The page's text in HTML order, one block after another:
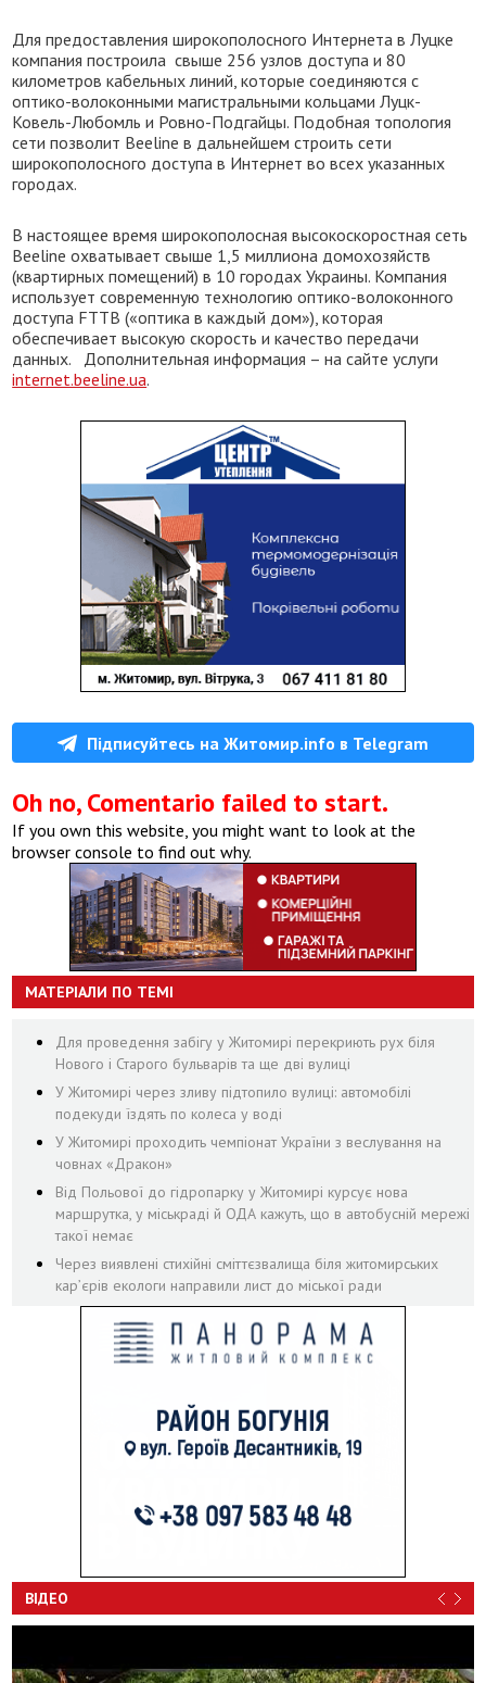
Для предоставления широкополосного Интернета в Луцке
компания построила свыше 256 узлов доступа и80
километров кабельных линий, которые соединяются с
оптико-волоконными магистральными кольцами Луцк-
Ковель-Любомль и Ровно-Подгайцы. Подобная топология
сети позволит Beeline в дальнейшем строить сети
широкополосного доступа в Интернет во всех указанных
городах.
В настоящее время широкополосная высокоскоростная сеть
Beeline охватывает свыше 1,5 миллиона домохозяйств
(квартирных помещений) в 10 городах Украины. Компания
использует современную технологию оптико-волоконного
доступа FTTB («оптика в каждый дом»), которая
обеспечивает высокую скорость и качество передачи
данных. Дополнительная информация – на сайте услуги
internet.beeline.ua.
Підписуйтесь на Житомир.info в Telegram
Oh no, Comentario failed to start.
If you own this website, you might want to look at the
browser console to find out why.
МАТЕРІАЛИ ПО ТЕМІ
Для проведення забігу у Житомирі перекриють рух біля
Нового і Старого бульварів та ще дві вулиці
У Житомирі через зливу підтопило вулиці: автомобілі
подекуди їздять по колеса у воді
У Житомирі проходить чемпіонат України з веслування на
човнах «Дракон»
Від Польової до гідропарку у Житомирі курсує нова
маршрутка, у міськраді й ОДА кажуть, що в автобусній мережі
такої немає
Через виявлені стихійні сміттєзвалища біля житомирських
кар’єрів екологи направили лист до міської ради
ВІДЕО